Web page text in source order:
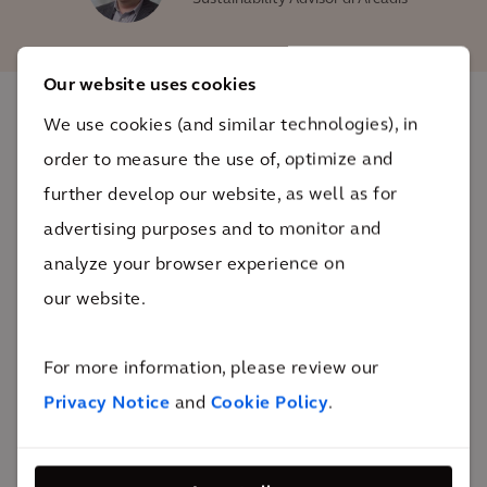
Our website uses cookies
We use cookies (and similar technologies), in
order to measure the use of, optimize and
further develop our website, as well as for
advertising purposes and to monitor and
analyze your browser experience on
our website.
For more information, please review our
Privacy Notice and Cookie Policy.
L'impatto
XXX xxx
destinati ad arricchire l'esperienza degli utenti e dei
clienti. Il casinò è stato progettato nell'ottica della